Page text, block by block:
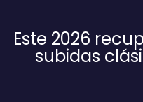
Este 2026
subidas